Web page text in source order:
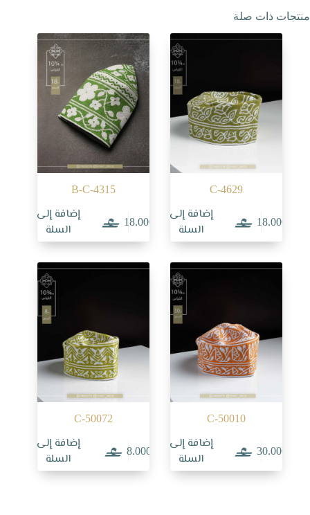
منتجات ذات صلة
C-4629
18.000
إضافة إلى
السلة
B-C-4315
18.000
إضافة إلى
السلة
C-50010
30.000
إضافة إلى
السلة
C-50072
8.000
إضافة إلى
السلة